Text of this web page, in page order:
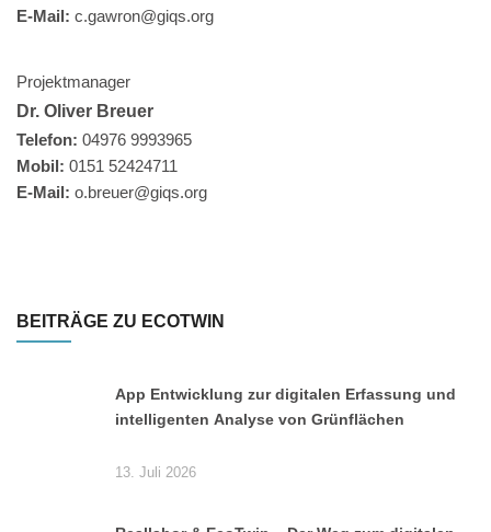
E-Mail: c.gawron@giqs.org
Projektmanager
Dr. Oliver Breuer
Telefon: 04976 9993965
Mobil: 0151 52424711
E-Mail: o.breuer@giqs.org
BEITRÄGE ZU ECOTWIN
App Entwicklung zur digitalen Erfassung und
intelligenten Analyse von Grünflächen
13. Juli 2026